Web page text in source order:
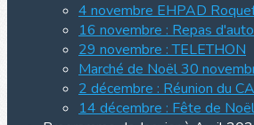
4 novembre EHPAD
16 novembre : Repas
29 novembre : TELETHON
Marché de Noël 30
2 décembre : Réunion du CA
14 décembre : Fête de